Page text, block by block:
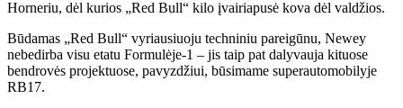
Horneriu, dėl kurios „Red Bull“ kilo įvairiapusė kova dėl valdžios.
Būdamas „Red Bull“ vyriausiuoju techniniu pareigūnu, Newey
nebedirba visu etatu Formulėje-1 – jis taip pat dalyvauja kituose
bendrovės projektuose, pavyzdžiui, būsimame superautomobilyje
RB17.